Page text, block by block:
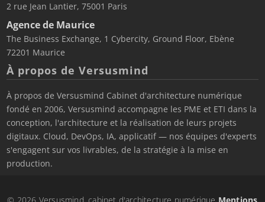
2 rue Jean Lantier, 75001 Paris
Agence de Maurice
The Business Exchange, 1 Cybercity, Ground Floor, Ebène
72201 Maurice
À propos de Versusmind
À propos de Versusmind Cabinet d'architecture numérique
fondé en 2006, Versusmind accompagne les PME et ETI dans la
conception, l'architecture et la réalisation de leurs projets
digitaux. Cloud, DevOps, IA, applicatif — nos équipes d'experts
s'engagent sur vos livrables, de la stratégie à la mise en
production.
© 2026 Versusmind, cabinet d'architecture numérique Mentions